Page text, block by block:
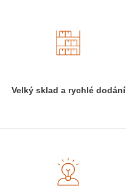
Velký sklad a rychlé dodání